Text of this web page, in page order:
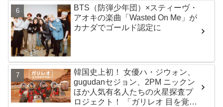
BTS（防弾少年団）×スティーヴ・
アオキの楽曲「Wasted On Me」が
カナダでゴールド認定に
韓国史上初！ 女優ハ・ジウォン、
gugudanセジョン、2PM ニックン
ほか人気有名人たちの火星探査プ
ロジェクト！ 「ガリレオ 目を覚ま